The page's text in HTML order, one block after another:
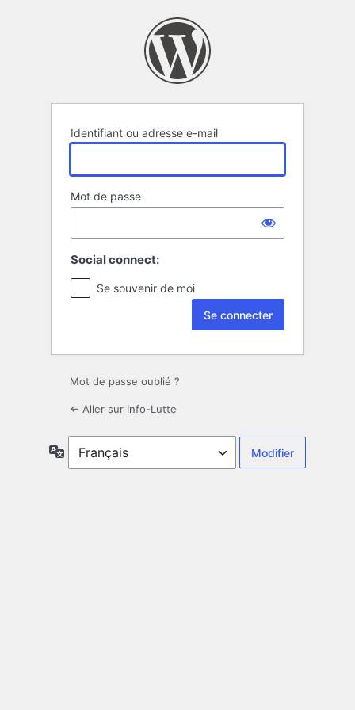
Identifiant ou adresse e-mail
Mot de passe
Social connect:
Se souvenir de moi
Mot de passe oublié ?
← Aller sur Info-Lutte
Langue